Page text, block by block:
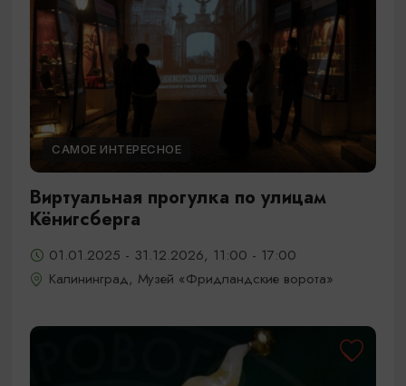
САМОЕ ИНТЕРЕСНОЕ
Виртуальная прогулка по улицам
Кёнигсберга
01.01.2025 - 31.12.2026, 11:00 - 17:00
Калининград, Музей «Фридландские ворота»